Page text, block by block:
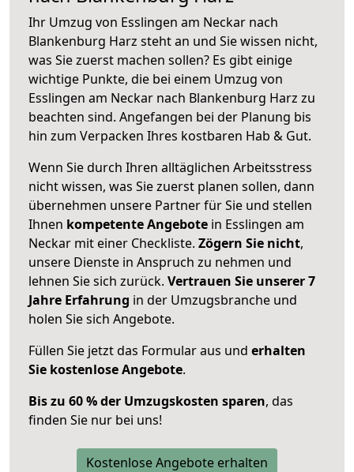
Ihr Umzug von Esslingen am Neckar nach
Blankenburg Harz steht an und Sie wissen nicht,
was Sie zuerst machen sollen? Es gibt einige
wichtige Punkte, die bei einem Umzug von
Esslingen am Neckar nach Blankenburg Harz zu
beachten sind. Angefangen bei der Planung bis
hin zum Verpacken Ihres kostbaren Hab & Gut.
Wenn Sie durch Ihren alltäglichen Arbeitsstress
nicht wissen, was Sie zuerst planen sollen, dann
übernehmen unsere Partner für Sie und stellen
Ihnen kompetente Angebote in Esslingen am
Neckar mit einer Checkliste. Zögern Sie nicht,
unsere Dienste in Anspruch zu nehmen und
lehnen Sie sich zurück. Vertrauen Sie unserer 7
Jahre Erfahrung in der Umzugsbranche und
holen Sie sich Angebote.
Füllen Sie jetzt das Formular aus und erhalten
Sie kostenlose Angebote.
Bis zu 60 % der Umzugskosten sparen, das
finden Sie nur bei uns!
Kostenlose Angebote erhalten